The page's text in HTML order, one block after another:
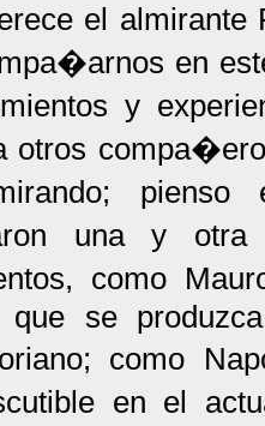
el
en
y
otros
pienso
una y
como
que se
como
en el